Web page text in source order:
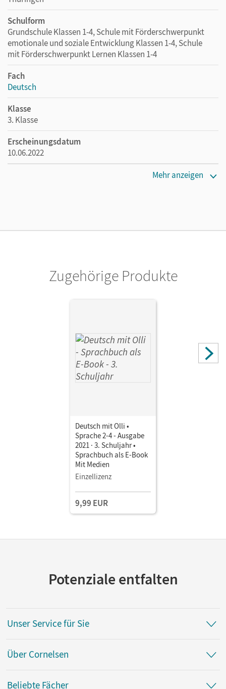
Schulform
Grundschule Klassen 1-4, Schule mit Förderschwerpunkt
emotionale und soziale Entwicklung Klassen 1-4, Schule
mit Förderschwerpunkt Lernen Klassen 1-4
Fach
Deutsch
Klasse
3. Klasse
Erscheinungsdatum
10.06.2022
Mehr anzeigen
Zugehörige Produkte
Deutsch mit Olli •
Sprache 2-4 - Ausgabe
2021 · 3. Schuljahr •
Sprachbuch als E-Book
Mit Medien
Einzellizenz
9,99 EUR
Potenziale entfalten
Unser Service für Sie
Über Cornelsen
Beliebte Fächer